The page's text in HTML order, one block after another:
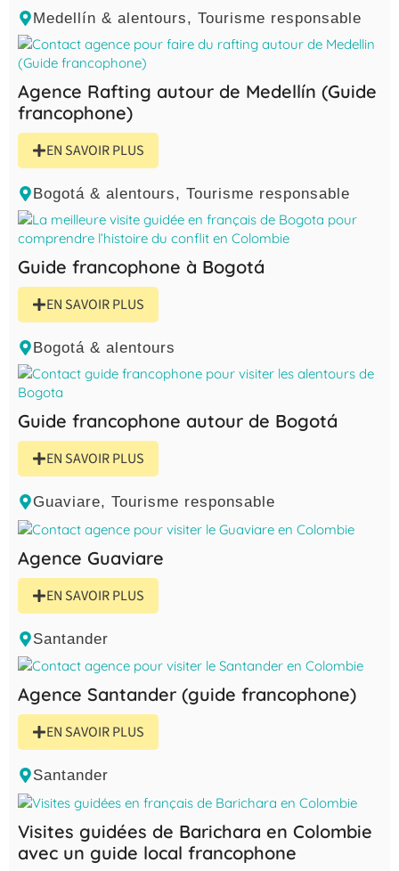
Medellín & alentours, Tourisme responsable
Agence Rafting autour de Medellín (Guide
francophone)
EN SAVOIR PLUS
Bogotá & alentours, Tourisme responsable
Guide francophone à Bogotá
EN SAVOIR PLUS
Bogotá & alentours
Guide francophone autour de Bogotá
EN SAVOIR PLUS
Guaviare, Tourisme responsable
Agence Guaviare
EN SAVOIR PLUS
Santander
Agence Santander (guide francophone)
EN SAVOIR PLUS
Santander
Visites guidées de Barichara en Colombie
avec un guide local francophone